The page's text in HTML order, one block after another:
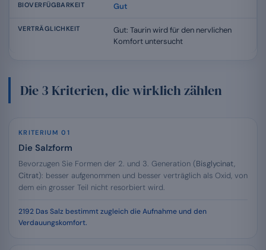
Gut
Gut: Taurin wird für den nervlichen
Komfort untersucht
Die 3 Kriterien, die wirklich zählen
KRITERIUM 01
Die Salzform
Bevorzugen Sie Formen der 2. und 3. Generation (Bisglycinat,
Citrat): besser aufgenommen und besser verträglich als Oxid, von
dem ein grosser Teil nicht resorbiert wird.
Das Salz bestimmt zugleich die Aufnahme und den
Verdauungskomfort.